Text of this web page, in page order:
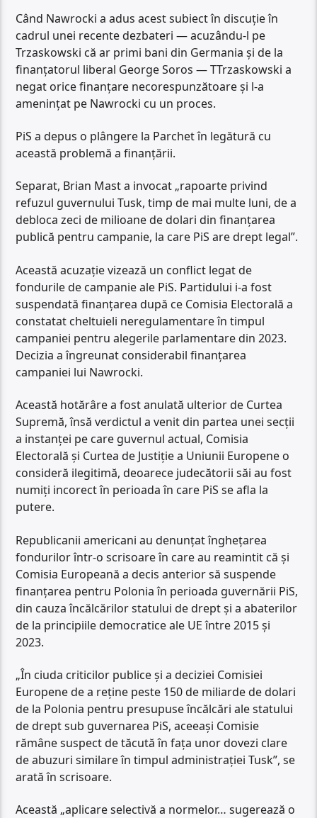
Când Nawrocki a adus acest subiect în discuție în
cadrul unei recente dezbateri — acuzându-l pe
Trzaskowski că ar primi bani din Germania și de la
finanțatorul liberal George Soros — TTrzaskowski a
negat orice finanțare necorespunzătoare și l-a
amenințat pe Nawrocki cu un proces.
PiS a depus o plângere la Parchet în legătură cu
această problemă a finanțării.
Separat, Brian Mast a invocat „rapoarte privind
refuzul guvernului Tusk, timp de mai multe luni, de a
debloca zeci de milioane de dolari din finanțarea
publică pentru campanie, la care PiS are drept legal”.
Această acuzație vizează un conflict legat de
fondurile de campanie ale PiS. Partidului i-a fost
suspendată finanțarea după ce Comisia Electorală a
constatat cheltuieli neregulamentare în timpul
campaniei pentru alegerile parlamentare din 2023.
Decizia a îngreunat considerabil finanțarea
campaniei lui Nawrocki.
Această hotărâre a fost anulată ulterior de Curtea
Supremă, însă verdictul a venit din partea unei secții
a instanței pe care guvernul actual, Comisia
Electorală și Curtea de Justiție a Uniunii Europene o
consideră ilegitimă, deoarece judecătorii săi au fost
numiți incorect în perioada în care PiS se afla la
putere.
Republicanii americani au denunțat înghețarea
fondurilor într-o scrisoare în care au reamintit că și
Comisia Europeană a decis anterior să suspende
finanțarea pentru Polonia în perioada guvernării PiS,
din cauza încălcărilor statului de drept și a abaterilor
de la principiile democratice ale UE între 2015 și
2023.
„În ciuda criticilor publice și a deciziei Comisiei
Europene de a reține peste 150 de miliarde de dolari
de la Polonia pentru presupuse încălcări ale statului
de drept sub guvernarea PiS, aceeași Comisie
rămâne suspect de tăcută în fața unor dovezi clare
de abuzuri similare în timpul administrației Tusk”, se
arată în scrisoare.
Această „aplicare selectivă a normelor… sugerează o